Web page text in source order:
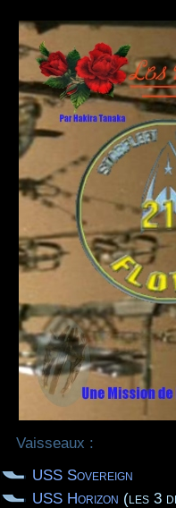
Vaisseaux :
USS Sovereign
USS Horizon (les 3